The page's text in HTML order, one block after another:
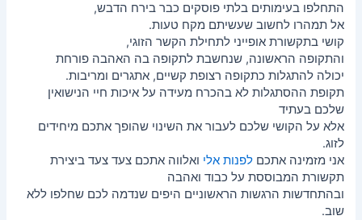
התחלפו בעימותים בלתי פוסקים כבר בירח הדבש,
אל תמהרו לחשוב שעשיתם מקח טעות.
קושי בתקשורת אופייני לתחילת הקשר הזוגי,
והתקופה הראשונה, שנחשבת לתקופה בה האהבה פורחת
יכולה להתגלות כתקופה רצופת קשיים, אתגרים ומריבות.
תקופת ההסתגלות לא בהכרח מעידה על איכות חיי הנישואין
שלכם בעתיד
אלא על הקושי שלכם לעבור את השינוי שהופך אתכם מיחידים
לזוג.
אני מזמינה אתכםלפנות אלי ואלווה אתכם צעד צעד ביצירת
תקשורת המבוססת על כבוד ואהבה
ובהתחדשות הרגשות הראשוניים היפים שנדמה לכם שחלפו ללא
שוב.